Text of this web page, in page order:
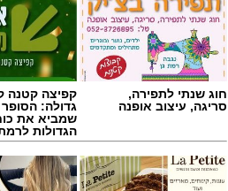
חוג שנתי לתפירה,
סריגה, עיצוב אופנה
קפיצה קטנה
גדולה:
שמביא את
הגדולות